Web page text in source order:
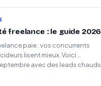
freelance : le guide 2026
paie : vos concurrents
lisent mieux. Voici
avec des leads chauds.